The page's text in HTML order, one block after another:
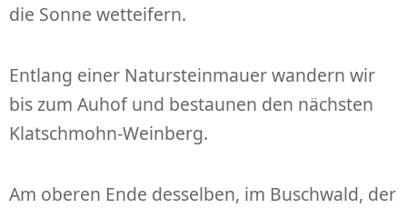
die Sonne wetteifern.
Entlang einer Natursteinmauer wandern wir
bis zum Auhof und bestaunen den nächsten
Klatschmohn-Weinberg.
Am oberen Ende desselben, im Buschwald, der